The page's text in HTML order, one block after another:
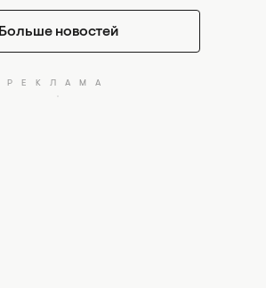
Больше новостей